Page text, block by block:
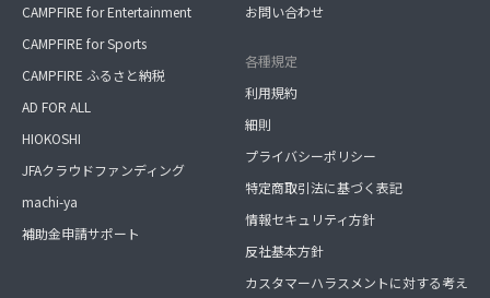
CAMPFIRE for Entertainment
CAMPFIRE for Sports
CAMPFIRE ふるさと納税
AD FOR ALL
HIOKOSHI
JFAクラウドファンディング
machi-ya
補助金申請サポート
お問い合わせ
各種規定
利用規約
細則
プライバシーポリシー
特定商取引法に基づく表記
情報セキュリティ方針
反社基本方針
カスタマーハラスメントに対する考え